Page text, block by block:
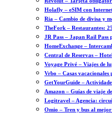
Holafly – eSIM con
Ria – Cambio de divisa y
TheFork – Restaurantes:
JR Pass – Japan Rail Pass
HomeExchange –
Central de Reservas –
Voyage Privé – Viajes de
Vrbo – Casas
GetYourGuide –
Amazon – Guías de viaje
Logitravel – Agencia:
Omio – Tren y bus al